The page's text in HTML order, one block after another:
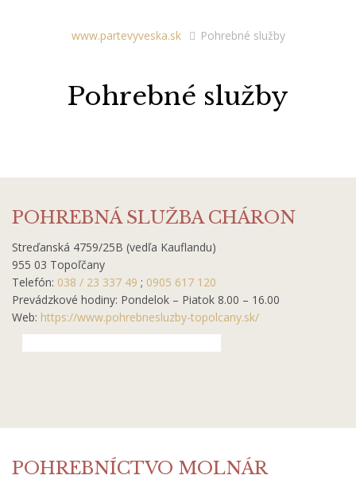
www.partevyveska.sk Pohrebné služby
Pohrebné služby
POHREBNÁ SLUŽBA CHÁRON
Streďanská 4759/25B (vedľa Kauflandu)
955 03 Topoľčany
Telefón: 038 / 23 337 49 ; 0905 617 120
Prevádzkové hodiny: Pondelok – Piatok 8.00 – 16.00
Web: https://www.pohrebnesluzby-topolcany.sk/
POHREBNÍCTVO MOLNÁR